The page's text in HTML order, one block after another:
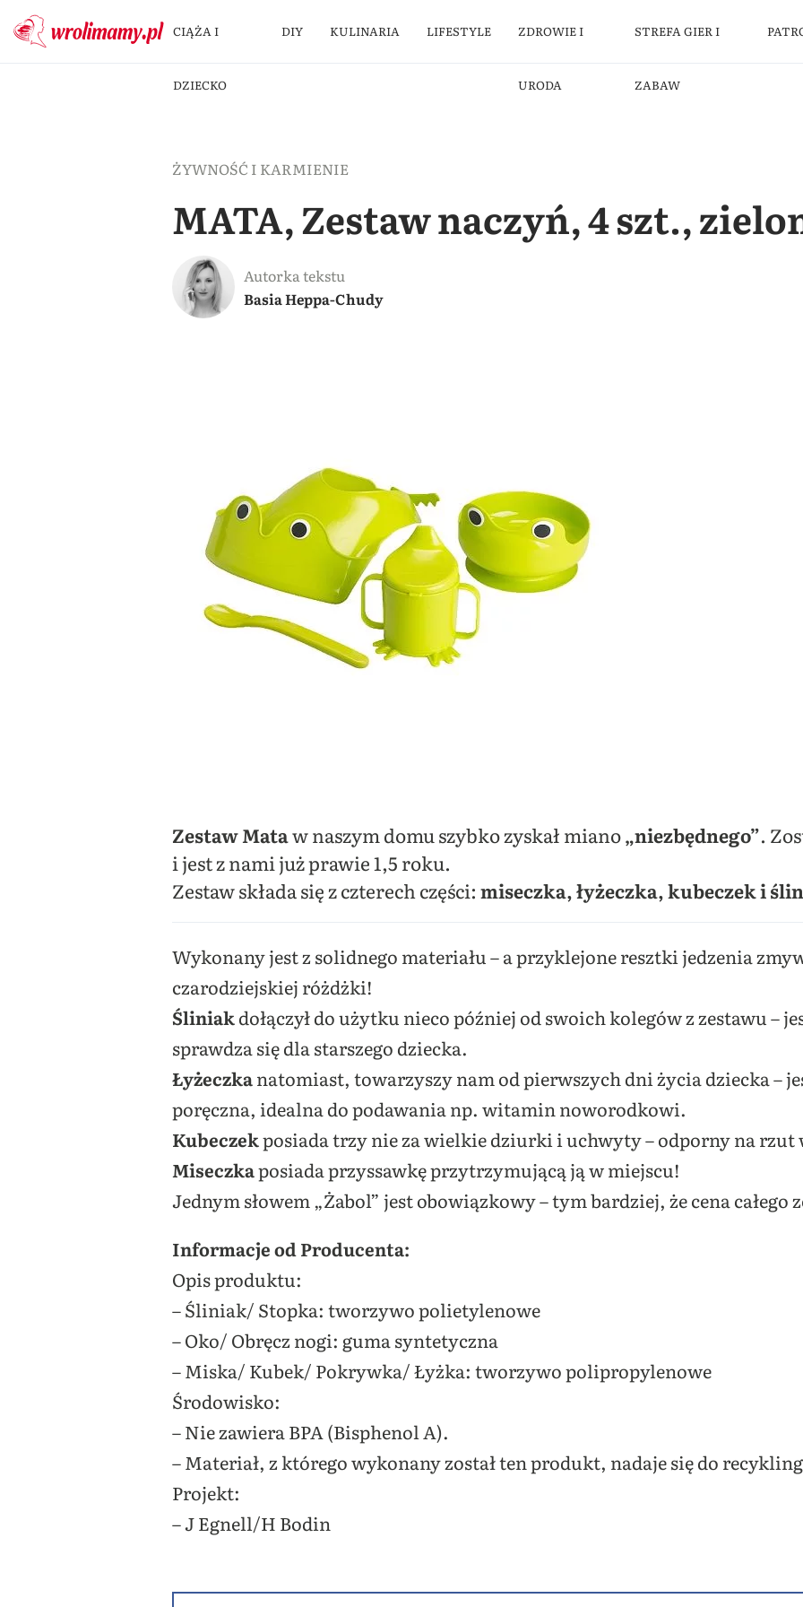
CIĄŻA I
DZIECKO
DIY KULINARIA LIFESTYLE ZDROWIE I
URODA
STREFA GIER I
ZABAW
ŻYWNOŚĆ I KARMIENIE
MATA, Zestaw naczyń, 4 szt.,
Autorka tekstu
Basia Heppa-Chudy
Zestaw Mataw naszym domu szybko zyskał miano„niezbędnego”.
i jest z nami już prawie 1,5 roku.
Zestaw składa się z czterech części:miseczka, łyżeczka, kubeczek i
Wykonany jest z solidnego materiału – a przyklejone resztki jedzenia
czarodziejskiej różdżki!
Śliniakdołączył do użytku nieco później od swoich kolegów z zestawu –
sprawdza się dla starszego dziecka.
Łyżeczkanatomiast, towarzyszy nam od pierwszych dni życia dziecka –
poręczna, idealna do podawania np. witamin noworodkowi.
Kubeczekposiada trzy nie za wielkie dziurki i uchwyty – odporny na rzut
Miseczkaposiada przyssawkę przytrzymującą ją w miejscu!
Jednym słowem „Żabol” jest obowiązkowy – tym bardziej, że cena całego
Informacje od Producenta:
Opis produktu:
– Śliniak/ Stopka: tworzywo polietylenowe
– Oko/ Obręcz nogi: guma syntetyczna
– Miska/ Kubek/ Pokrywka/ Łyżka: tworzywo polipropylenowe
Środowisko:
– Nie zawiera BPA (Bisphenol A).
– Materiał, z którego wykonany został ten produkt, nadaje się do
Projekt:
– J Egnell/H Bodin